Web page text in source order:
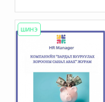
ШИНЭ